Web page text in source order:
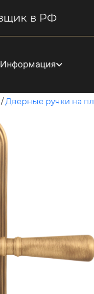
в РФ
Информация
/Дверные ручки на